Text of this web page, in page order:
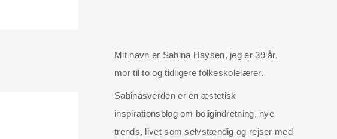
Mit navn er Sabina Haysen, jeg er 39 år,
mor til to og tidligere folkeskolelærer.
Sabinasverden er en æstetisk
inspirationsblog om boligindretning, nye
trends, livet som selvstændig og rejser med